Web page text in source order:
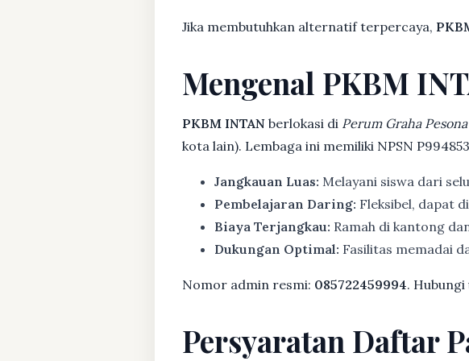
Jika membutuhkan alternatif terpercaya,
Mengenal PKBM
PKBM INTAN berlokasi di Perum Graha
kota lain). Lembaga ini memiliki NPSN
Jangkauan Luas: Melayani siswa dari
Pembelajaran Daring: Fleksibel, dapat
Biaya Terjangkau: Ramah di kantong
Dukungan Optimal: Fasilitas memadai
Nomor admin resmi: 085722459994.
Persyaratan Daftar